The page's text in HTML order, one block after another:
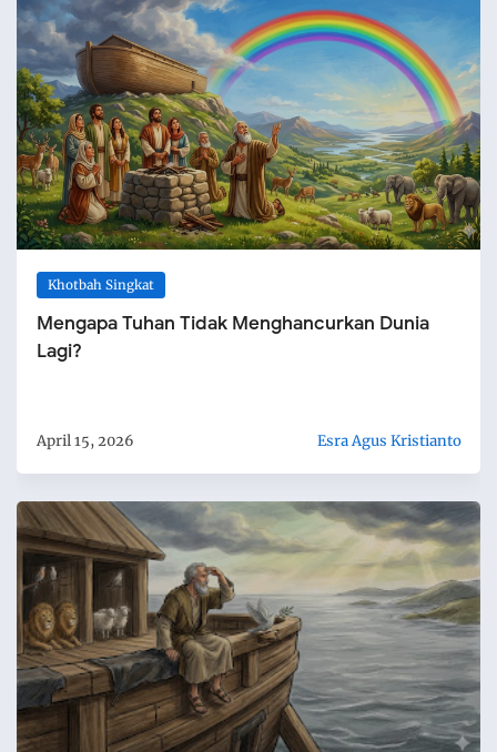
Khotbah Singkat
Mengapa Tuhan Tidak Menghancurkan Dunia
Lagi?
April 15, 2026 Esra Agus Kristianto